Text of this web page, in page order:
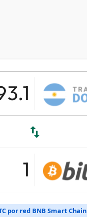
swap_vert
por red BNB Smart Chain